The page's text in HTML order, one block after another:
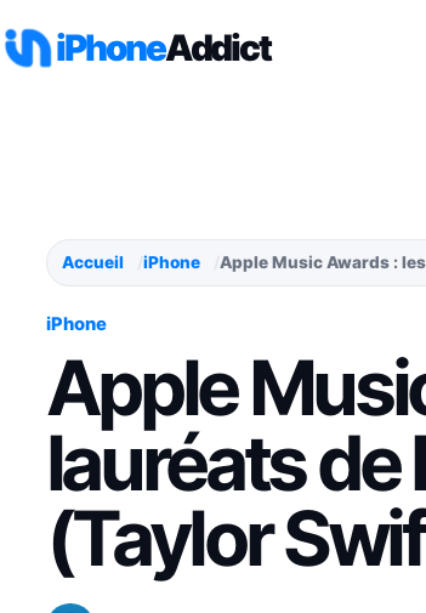
iPhoneAddict
Accueil iPhone Apple Music Awards :
iPhone
Apple
lauréats de
(Taylor